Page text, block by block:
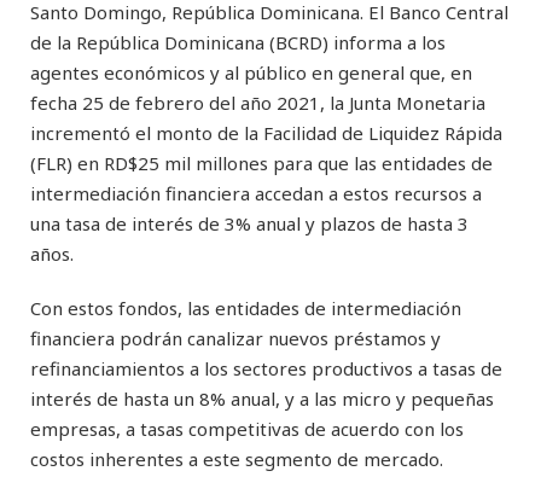
Santo Domingo, República Dominicana. El Banco Central
de la República Dominicana (BCRD) informa a los
agentes económicos y al público en general que, en
fecha 25 de febrero del año 2021, la Junta Monetaria
incrementó el monto de la Facilidad de Liquidez Rápida
(FLR) en RD$25 mil millones para que las entidades de
intermediación financiera accedan a estos recursos a
una tasa de interés de 3% anual y plazos de hasta 3
años.
Con estos fondos, las entidades de intermediación
financiera podrán canalizar nuevos préstamos y
refinanciamientos a los sectores productivos a tasas de
interés de hasta un 8% anual, y a las micro y pequeñas
empresas, a tasas competitivas de acuerdo con los
costos inherentes a este segmento de mercado.